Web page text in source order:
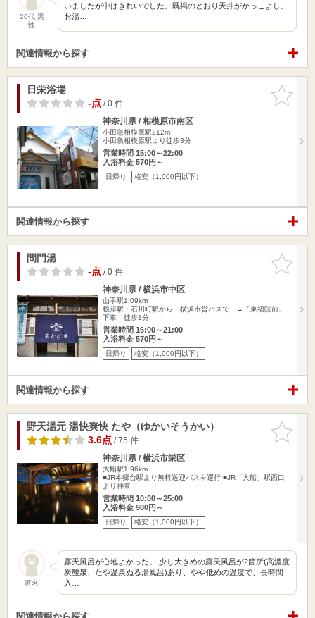
20代 男
性
いましたが中はきれいでした。既掲のとおり天井がかっこよし。
お湯…
関連情報から探す
お気に入
りに追加
日栄浴場
-点/ 0 件
神奈川県 / 相模原市南区
小田急相模原駅212m
小田急相模原駅より徒歩3分
営業時間 15:00～22:00
入浴料金 570円～
日帰り 格安（1,000円以下）
関連情報から探す
お気に入
りに追加
間門湯
-点/ 0 件
神奈川県 / 横浜市中区
山手駅1.09km
根岸駅・石川町駅から 横浜市営バスで →「東福院前」
下車 徒歩1分
営業時間 16:00～21:00
入浴料金 570円～
日帰り 格安（1,000円以下）
関連情報から探す
お気に入
りに追加
野天湯元 湯快爽快 たや（ゆかいそうかい）
3.6点/ 75 件
神奈川県 / 横浜市栄区
大船駅1.96km
■JR本郷台駅より無料送迎バスを運行 ■JR「大船」駅西口
より神奈…
営業時間 10:00～25:00
入浴料金 980円～
日帰り 格安（1,000円以下）
匿名
露天風呂が心地よかった。 少し大きめの露天風呂が2箇所(高濃度
炭酸泉、たや温泉ぬる湯風呂)あり、やや低めの温度で、長時間
入…